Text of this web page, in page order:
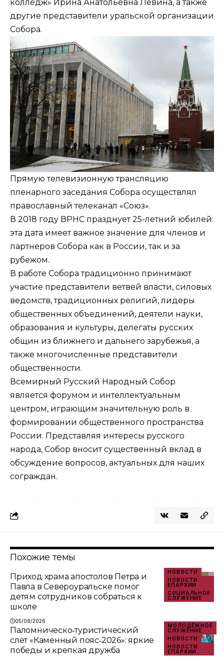
колледж» Ирина Анатольевна Лёвина, а также
другие представители уральской организации
Собора.
Прямую телевизионную трансляцию
пленарного заседания Собора осуществлял
православный телеканал «Союз».
В 2018 году ВРНС празднует 25-летний юбилей:
эта дата имеет важное значение для членов и
партнеров Собора как в России, так и за
рубежом.
В работе Собора традиционно принимают
участие представители ветвей власти, силовых
ведомств, традиционных религий, лидеры
общественных объединений, деятели науки,
образования и культуры, делегаты русских
общин из ближнего и дальнего зарубежья, а
также многочисленные представители
общественности.
Всемирный Русский Народный Собор
является форумом и интеллектуальным
центром, играющим значительную роль в
формировании общественного пространства
России. Представляя интересы русского
народа, Собор вносит существенный вклад в
обсуждение вопросов, актуальных для наших
сограждан.
Похожие темы
НОВОСТИ
НОВОСТИ
ЕПАРХИИ
СОЦИАЛЬНОЕ
СЛУЖЕНИЕ
Приход храма апостолов Петра и
Павла в Североуральске помог
детям сотрудников собраться к
школе
05/08/2026
МОЛОДЁЖНОЕ
СЛУЖЕНИЕ
НОВОСТИ
НОВОСТИ
ЕПАРХИИ
Паломническо‑туристический
слёт «Каменный пояс‑2026»: яркие
победы и крепкая дружба